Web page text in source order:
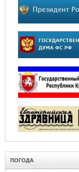
ПОГОДА